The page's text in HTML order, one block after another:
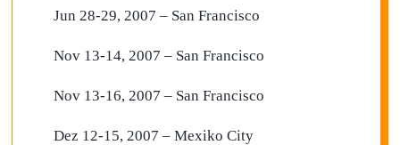
Jun 28-29, 2007 – San Francisco
Nov 13-14, 2007 – San Francisco
Nov 13-16, 2007 – San Francisco
Dez 12-15, 2007 – Mexiko City